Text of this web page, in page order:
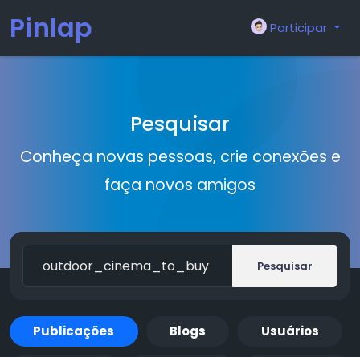
Pinlap Participar
Pesquisar
Conheça novas pessoas, crie conexões e
faça novos amigos
Pesquisar
Publicações Blogs Usuários